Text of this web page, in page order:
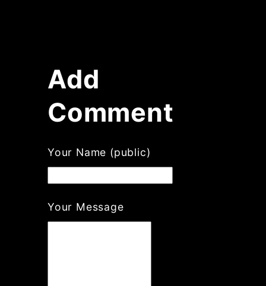
Add
Comment
Your Name (public)
Your Message